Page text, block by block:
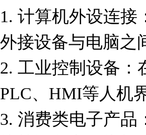
1. 计算机外设连
外接设备与电脑之
2. 工业控制设备：
PLC、HMI等人机
3. 消费类电子产品